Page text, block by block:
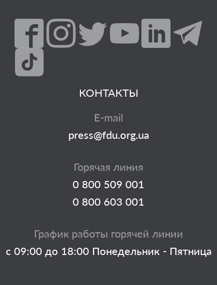
КОНТАКТЫ
E-mail
press@fdu.org.ua
Горячая линия
0 800 509 001
0 800 603 001
График работы горячей линии
с 09:00 до 18:00 Понедельник - Пятница